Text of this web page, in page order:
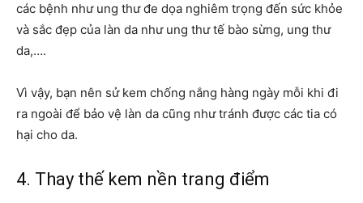
các bệnh như ung thư đe dọa nghiêm trọng đến sức khỏe
và sắc đẹp của làn da như ung thư tế bào sừng, ung thư
da,….
Vì vậy, bạn nên sử kem chống nắng hàng ngày mỗi khi đi
ra ngoài để bảo vệ làn da cũng như tránh được các tia có
hại cho da.
4. Thay thế kem nền trang điểm